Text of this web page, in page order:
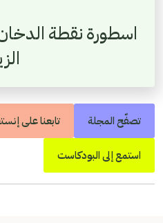
اسطورة نقطة
تصفّح المجلة تابعنا على
استمع إلى البودكاست